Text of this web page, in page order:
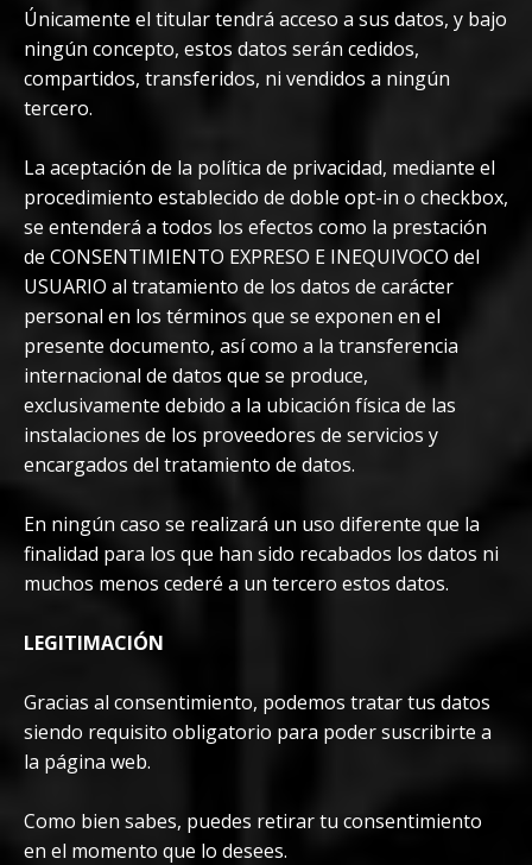
Únicamente el titular tendrá acceso a sus datos, y bajo
ningún concepto, estos datos serán cedidos,
compartidos, transferidos, ni vendidos a ningún
tercero.
La aceptación de la política de privacidad, mediante el
procedimiento establecido de doble opt-in o checkbox,
se entenderá a todos los efectos como la prestación
de CONSENTIMIENTO EXPRESO E INEQUIVOCO del
USUARIO al tratamiento de los datos de carácter
personal en los términos que se exponen en el
presente documento, así como a la transferencia
internacional de datos que se produce,
exclusivamente debido a la ubicación física de las
instalaciones de los proveedores de servicios y
encargados del tratamiento de datos.
En ningún caso se realizará un uso diferente que la
finalidad para los que han sido recabados los datos ni
muchos menos cederé a un tercero estos datos.
LEGITIMACIÓN
Gracias al consentimiento, podemos tratar tus datos
siendo requisito obligatorio para poder suscribirte a
la página web.
Como bien sabes, puedes retirar tu consentimiento
en el momento que lo desees.